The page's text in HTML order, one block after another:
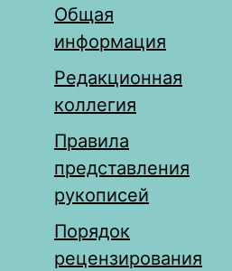
Общая
информация
Редакционная
коллегия
Правила
представления
рукописей
Порядок
рецензирования